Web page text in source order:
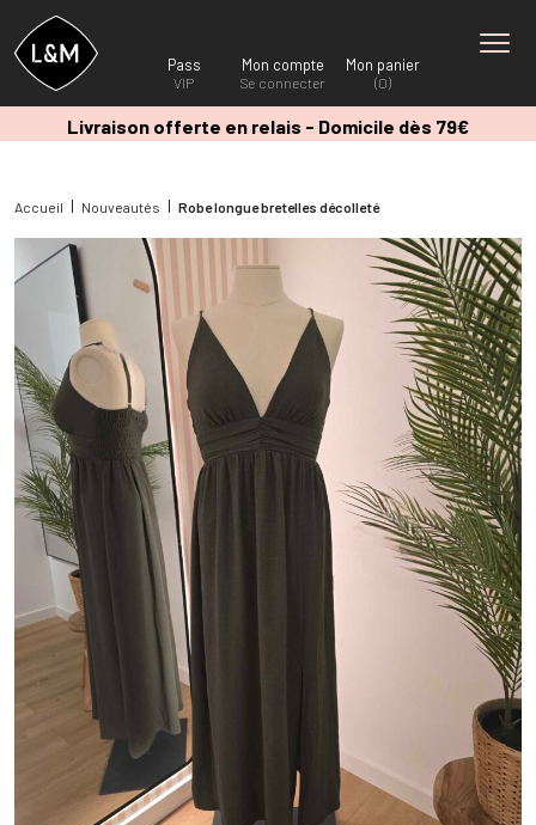
Pass
VIP
Mon compte
Se connecter
Mon panier
(0)
Livraison offerte en relais - Domicile dès 79€
Accueil Nouveautés Robe longue bretelles décolleté